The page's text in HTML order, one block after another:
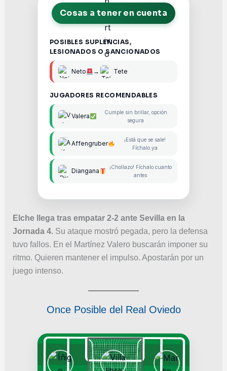
Cosas a tener en cuenta
POSIBLES SUPLENCIAS,
LESIONADOS O SANCIONADOS
Neto → Tete
JUGADORES RECOMENDABLES
Valera
Cumple sin brillar, opción
segura
Affengruber
¡Está que se sale!
Fíchalo ya
Diangana
¡Chollazo! Fíchalo cuanto
antes
Elche llega tras empatar 2-2 ante Sevilla en la
Jornada 4. Su ataque mostró pegada, pero la defensa
tuvo fallos. En el Martínez Valero buscarán imponer su
ritmo. Quieren mantener el impulso. Apostarán por un
juego intenso.
Once Posible del Real Oviedo